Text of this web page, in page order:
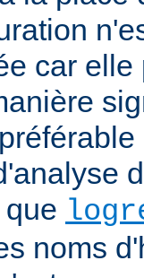
car
noms